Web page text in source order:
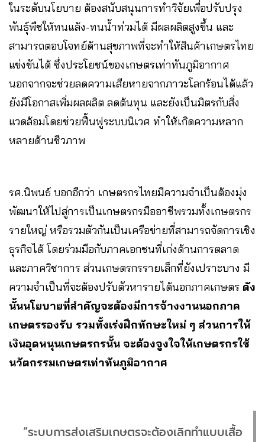
ในระดับนโยบาย ต้องสนับสนุนการทำวิจัยเพื่อปรับปรุง
พันธุ์พืชให้ทนแล้ง-ทนน้ำท่วมได้ มีผลผลิตสูงขึ้น และ
สามารถตอบโจทย์ด้านสุขภาพที่จะทำให้สินค้าเกษตรไทย
แข่งขันได้ ซึ่งประโยชน์ของเกษตรเท่าทันภูมิอากาศ
นอกจากจะช่วยลดความเสียหายจากภาวะโลกร้อนได้แล้ว
ยังมีโอกาสเพิ่มผลผลิต ลดต้นทุน และยังเป็นมิตรกับสิ่ง
แวดล้อมโดยช่วยฟื้นฟูระบบนิเวศ ทำให้เกิดความหลาก
หลายด้านชีวภาพ
รศ.นิพนธ์ บอกอีกว่า เกษตรกรไทยมีความจำเป็นต้องมุ่ง
พัฒนาให้ไปสู่การเป็นเกษตรกรมืออาชีพรวมทั้งเกษตรกร
รายใหญ่ หรือรวมตัวกันเป็นเครือข่ายที่สามารถจัดการเชิง
ธุรกิจได้ โดยร่วมมือกับภาคเอกชนที่เก่งด้านการตลาด
และภาควิชาการ ส่วนเกษตรกรรายเล็กที่ยังเปราะบาง มี
ความจำเป็นที่จะต้องปรับตัวหารายได้นอกภาคเกษตร ดัง
นั้นนโยบายที่สำคัญจะต้องมีการจ้างงานนอกภาค
เกษตรรองรับ รวมทั้งเร่งฝึกทักษะใหม่ ๆ ส่วนการให้
เงินอุดหนุนเกษตรกรนั้น จะต้องจูงใจให้เกษตรกรใช้
นวัตกรรมเกษตรเท่าทันภูมิอากาศ
“ระบบการส่งเสริมเกษตรจะต้องเลิกทำแบบเสื้อ